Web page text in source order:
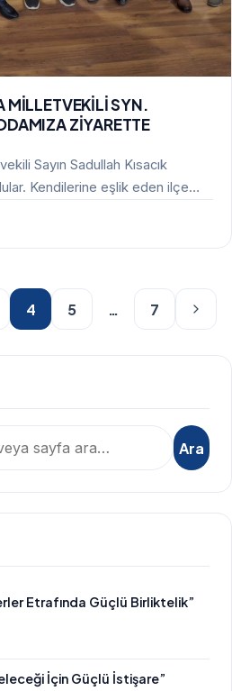
MİLLETVEKİLİ SYN.
ZİYARETTE
Sayın Sadullah Kısacık
Kendilerine eşlik eden ilçe
4 5 … 7
Ara
Etrafında Güçlü Birliktelik”
İçin Güçlü İstişare”